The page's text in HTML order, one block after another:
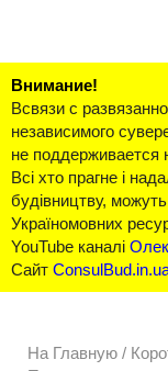
Внимание!
Всвязи с
независимого
не поддерживается
Всі хто прагне і
будівництву,
Україномовних
YouTube каналі
Сайт
На Главную /